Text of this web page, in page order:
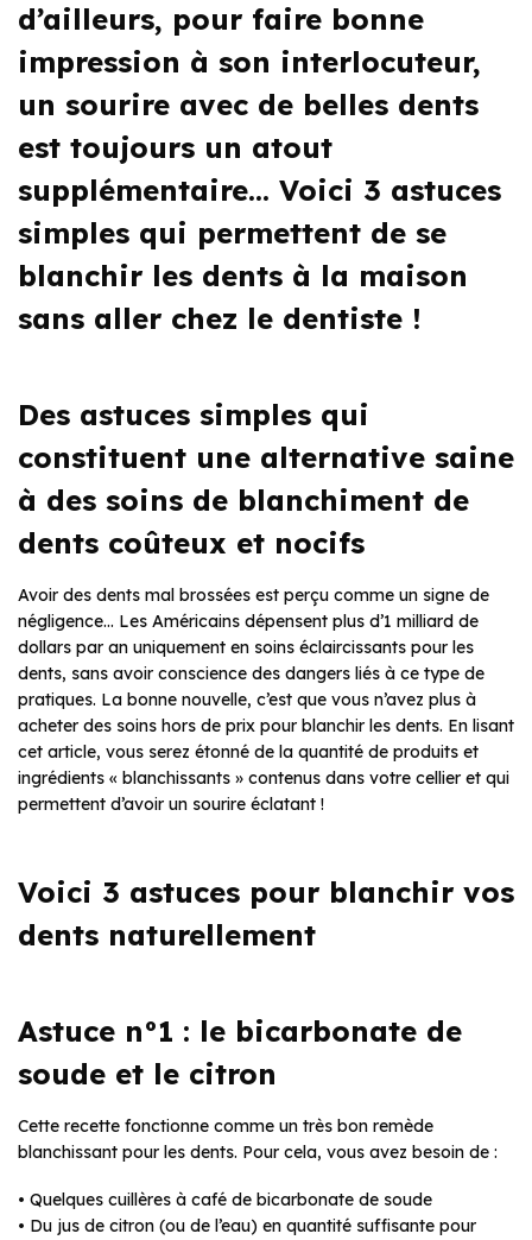
d’ailleurs, pour faire bonne
impression à son interlocuteur,
un sourire avec de belles dents
est toujours un atout
supplémentaire… Voici 3 astuces
simples qui permettent de se
blanchir les dents à la maison
sans aller chez le dentiste !
Des astuces simples qui
constituent une alternative saine
à des soins de blanchiment de
dents coûteux et nocifs
Avoir des dents mal brossées est perçu comme un signe de
négligence… Les Américains dépensent plus d’1 milliard de
dollars par an uniquement en soins éclaircissants pour les
dents, sans avoir conscience des dangers liés à ce type de
pratiques. La bonne nouvelle, c’est que vous n’avez plus à
acheter des soins hors de prix pour blanchir les dents. En lisant
cet article, vous serez étonné de la quantité de produits et
ingrédients « blanchissants » contenus dans votre cellier et qui
permettent d’avoir un sourire éclatant !
Voici 3 astuces pour blanchir vos
dents naturellement
Astuce n°1 : le bicarbonate de
soude et le citron
Cette recette fonctionne comme un très bon remède
blanchissant pour les dents. Pour cela, vous avez besoin de :
• Quelques cuillères à café de bicarbonate de soude
• Du jus de citron (ou de l’eau) en quantité suffisante pour